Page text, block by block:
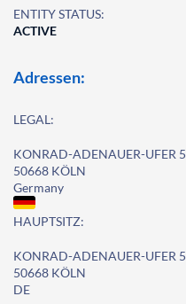
ENTITY STATUS:
ACTIVE
Adressen:
LEGAL:
KONRAD-ADENAUER-UFER 5
50668 KÖLN
Germany
HAUPTSITZ:
KONRAD-ADENAUER-UFER 5
50668 KÖLN
DE